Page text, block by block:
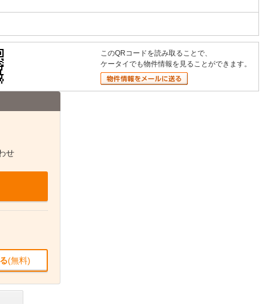
このQRコードを読み取ることで、
ケータイでも物件情報を見ることができます。
せ
(無料)